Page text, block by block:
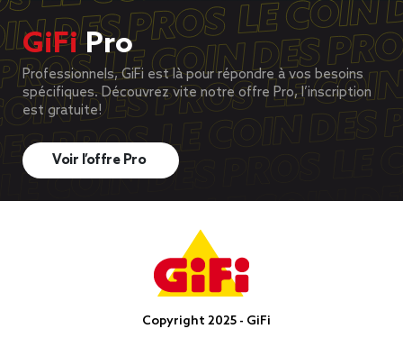
GiFiPro
Professionnels, GiFi est là pour répondre à vos besoins
spécifiques. Découvrez vite notre offre Pro, l’inscription
est gratuite!
Voir l’offre Pro
Copyright 2025 - GiFi